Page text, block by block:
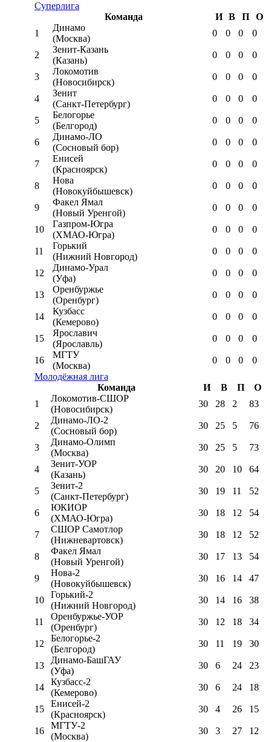
Суперлига
Команда
И В П
О
1
Динамо
(Москва)
0 0 0 0
2
Зенит-Казань
(Казань)
0 0 0 0
3
Локомотив
(Новосибирск)
0 0 0 0
4
Зенит
(Санкт-Петербург)
0 0 0 0
5
Белогорье
(Белгород)
0 0 0 0
6
Динамо-ЛО
(Сосновый бор)
0 0 0 0
7
Енисей
(Красноярск)
0 0 0 0
8
Нова
(Новокуйбышевск)
0 0 0 0
9
Факел Ямал
(Новый Уренгой)
0 0 0 0
10
Газпром-Югра
(ХМАО-Югра)
0 0 0 0
11
Горький
(Нижний Новгород)
0 0 0 0
12
Динамо-Урал
(Уфа)
0 0 0 0
13
Оренбуржье
(Оренбург)
0 0 0 0
14
Кузбасс
(Кемерово)
0 0 0 0
15
Ярославич
(Ярославль)
0 0 0 0
16
МГТУ
(Москва)
0 0 0
0
Молодёжная лига
Команда
И В П
О
1
Локомотив-CШОР
(Новосибирск)
30 28 2 83
2
Динамо-ЛО-2
(Сосновый бор)
30 25 5 76
3
Динамо-Олимп
(Москва)
30 25 5 73
4
Зенит-УОР
(Казань)
30 20 10 64
5
Зенит-2
(Санкт-Петербург)
30 19 11 52
6
ЮКИОР
(ХМАО-Югра)
30 18 12 54
7
СШОР Самотлор
(Нижневартовск)
30 18 12 52
8
Факел Ямал
(Новый Уренгой)
30 17 13 54
9
Нова-2
(Новокуйбышевск)
30 16 14 47
10
Горький-2
(Нижний Новгород)
30 14 16 38
11
Оренбуржье-УОР
(Оренбург)
30 12 18 34
12
Белогорье-2
(Белгород)
30 11 19 30
13
Динамо-БашГАУ
(Уфа)
30 6 24 23
14
Кузбасс-2
(Кемерово)
30 6 24 18
15
Енисей-2
(Красноярск)
30 4 26 15
16
МГТУ-2
(Москва)
30 3 27 12